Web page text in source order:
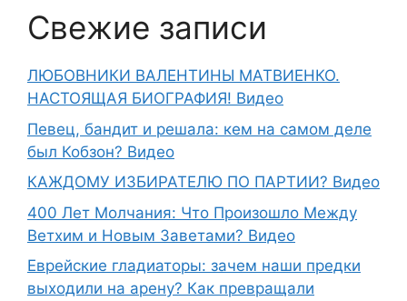
Свежие записи
ЛЮБОВНИКИ ВАЛЕНТИНЫ МАТВИЕНКО.
НАСТОЯЩАЯ БИОГРАФИЯ! Видео
Певец, бандит и решала: кем на самом деле
был Кобзон? Видео
КАЖДОМУ ИЗБИРАТЕЛЮ ПО ПАРТИИ? Видео
400 Лет Молчания: Что Произошло Между
Ветхим и Новым Заветами? Видео
Еврейские гладиаторы: зачем наши предки
выходили на арену? Как превращали